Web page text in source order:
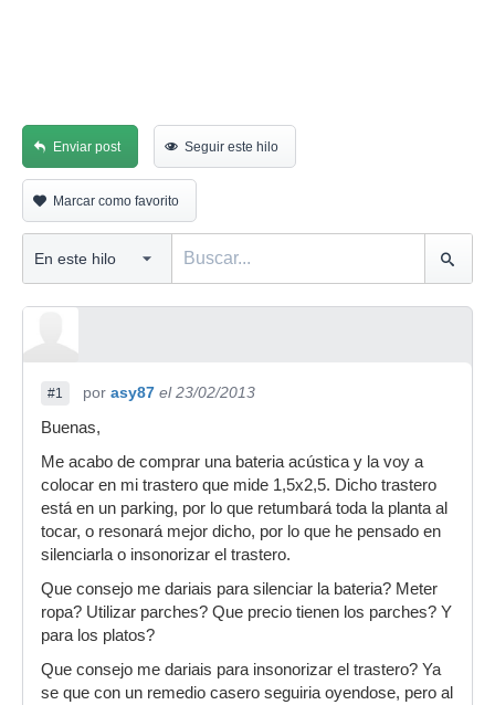
Enviar post Seguir este hilo
Marcar como favorito
#1 por asy87 el 23/02/2013
Buenas,
Me acabo de comprar una bateria acústica y la voy a
colocar en mi trastero que mide 1,5x2,5. Dicho trastero
está en un parking, por lo que retumbará toda la planta al
tocar, o resonará mejor dicho, por lo que he pensado en
silenciarla o insonorizar el trastero.
Que consejo me dariais para silenciar la bateria? Meter
ropa? Utilizar parches? Que precio tienen los parches? Y
para los platos?
Que consejo me dariais para insonorizar el trastero? Ya
se que con un remedio casero seguiria oyendose, pero al